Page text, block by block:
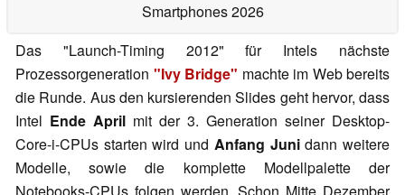
Smartphones 2026
Das "Launch-Timing 2012" für Intels nächste
Prozessorgeneration "Ivy Bridge" machte im Web bereits
die Runde. Aus den kursierenden Slides geht hervor, dass
Intel Ende April mit der 3. Generation seiner Desktop-
Core-i-CPUs starten wird und Anfang Junidann weitere
Modelle, sowie die komplette Modellpalette der